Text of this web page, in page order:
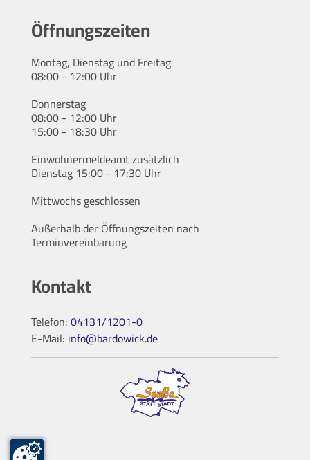
Öffnungszeiten
Montag, Dienstag und Freitag
08:00 - 12:00 Uhr
Donnerstag
08:00 - 12:00 Uhr
15:00 - 18:30 Uhr
Einwohnermeldeamt zusätzlich
Dienstag 15:00 - 17:30 Uhr
Mittwochs geschlossen
Außerhalb der Öffnungszeiten nach
Terminvereinbarung
Kontakt
Telefon:04131/1201-0
E-Mail: info@bardowick.de